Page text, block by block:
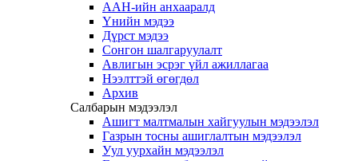
ААН-ийн анхааралд
Үнийн мэдээ
Дүрст мэдээ
Сонгон шалгаруулалт
Авлигын эсрэг үйл ажиллагаа
Нээлттэй өгөгдөл
Архив
Салбарын мэдээлэл
Ашигт малтмалын хайгуулын мэдээлэл
Газрын тосны ашиглалтын мэдээлэл
Уул уурхайн мэдээлэл